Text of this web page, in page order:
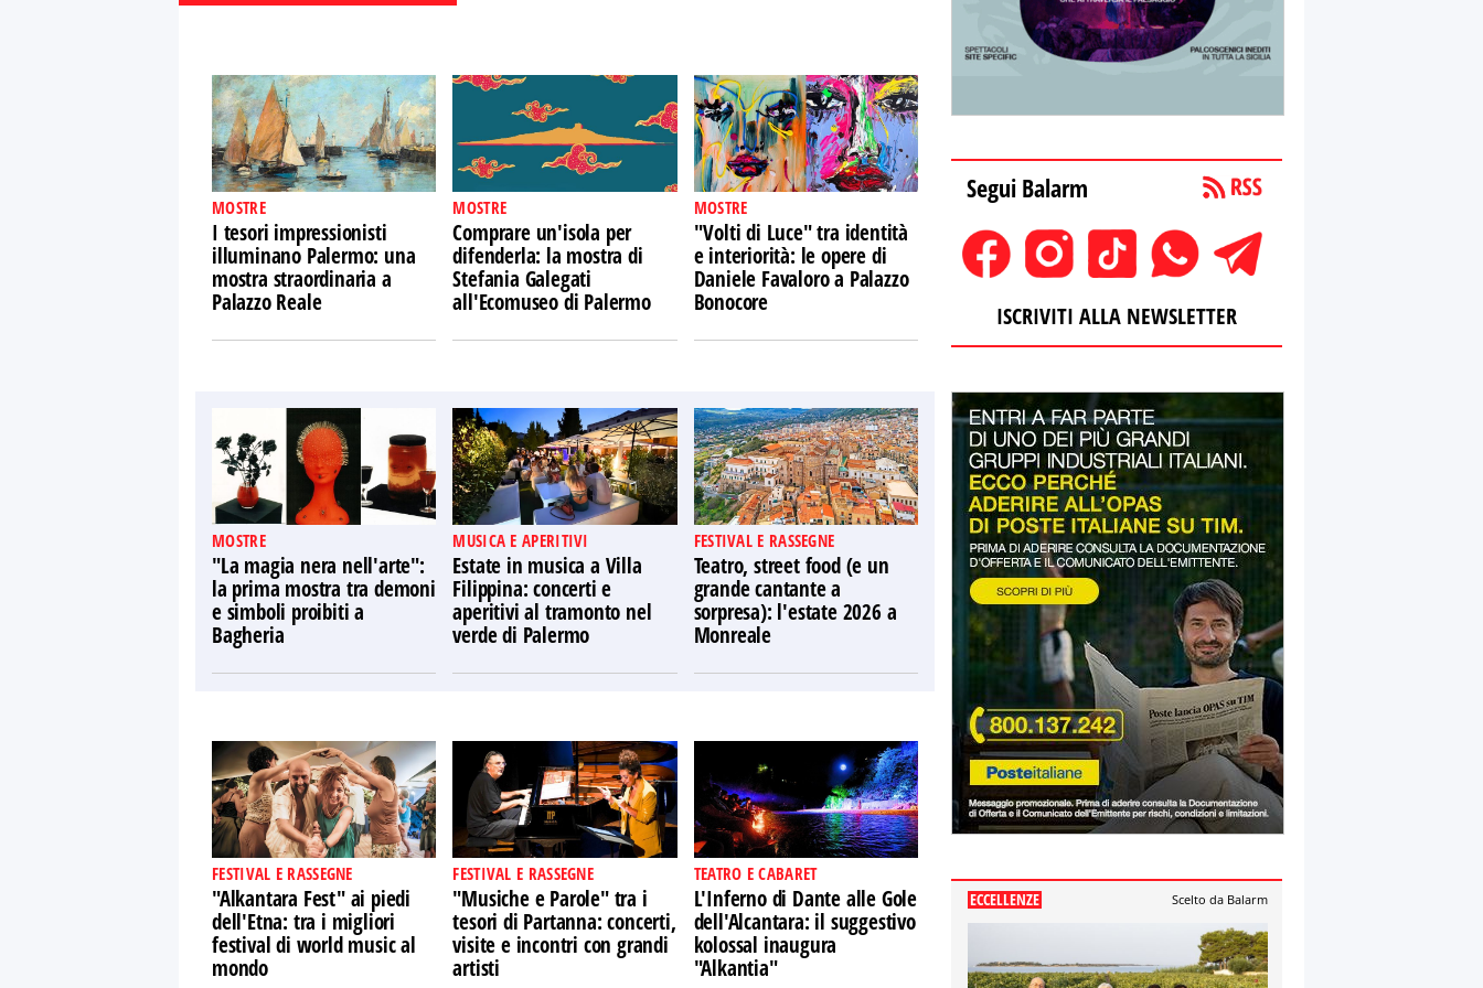
MOSTRE
I tesori impressionisti
illuminano Palermo: una
mostra straordinaria a
Palazzo Reale
MOSTRE
Comprare un'isola per
difenderla: la mostra di
Stefania Galegati
all'Ecomuseo di Palermo
MOSTRE
"Volti di Luce" tra identità
e interiorità: le opere di
Daniele Favaloro a Palazzo
Bonocore
MOSTRE
"La magia nera nell'arte":
la prima mostra tra demoni
e simboli proibiti a
Bagheria
MUSICA E APERITIVI
Estate in musica a Villa
Filippina: concerti e
aperitivi al tramonto nel
verde di Palermo
FESTIVAL E RASSEGNE
Teatro, street food (e un
grande cantante a
sorpresa): l'estate 2026 a
Monreale
FESTIVAL E RASSEGNE
"Alkantara Fest" ai piedi
dell'Etna: tra i migliori
festival di world music al
mondo
FESTIVAL E RASSEGNE
"Musiche e Parole" tra i
tesori di Partanna: concerti,
visite e incontri con grandi
artisti
TEATRO E CABARET
L'Inferno di Dante alle Gole
dell'Alcantara: il suggestivo
kolossal inaugura
"Alkantia"
Segui Balarm
ISCRIVITI ALLA NEWSLETTER
ECCELLENZE Scelto da Balarm